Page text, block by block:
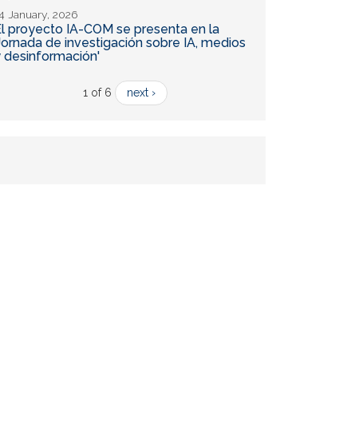
January, 2026
proyecto IA-COM se presenta en la
de investigación sobre IA, medios
desinformación'
1 of 6 next ›